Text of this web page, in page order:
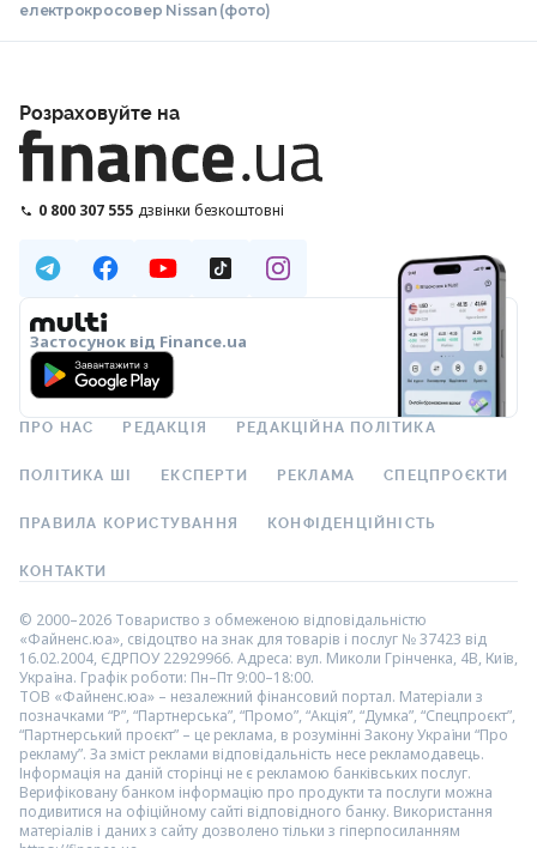
електрокросовер Nissan (фото)
Розраховуйте на
0 800 307 555 дзвінки безкоштовні
Застосунок від Finance.ua
ПРО НАС РЕДАКЦІЯ РЕДАКЦІЙНА ПОЛІТИКА
ПОЛІТИКА ШІ ЕКСПЕРТИ РЕКЛАМА СПЕЦПРОЄКТИ
ПРАВИЛА КОРИСТУВАННЯ КОНФІДЕНЦІЙНІСТЬ
КОНТАКТИ
© 2000–2026 Товариство з обмеженою відповідальністю
«Файненс.юа», свідоцтво на знак для товарів і послуг № 37423 від
16.02.2004, ЄДРПОУ 22929966. Адреса: вул. Миколи Грінченка, 4В, Київ,
Україна. Графік роботи: Пн–Пт 9:00–18:00.
ТОВ «Файненс.юа» – незалежний фінансовий портал. Матеріали з
позначками “Р”, “Партнерська”, “Промо”, “Акція”, “Думка”, “Спецпроєкт”,
“Партнерський проєкт” – це реклама, в розумінні Закону України “Про
рекламу”. За зміст реклами відповідальність несе рекламодавець.
Інформація на даній сторінці не є рекламою банківських послуг.
Верифіковану банком інформацію про продукти та послуги можна
подивитися на офіційному сайті відповідного банку. Використання
матеріалів і даних з сайту дозволено тільки з гіперпосиланням